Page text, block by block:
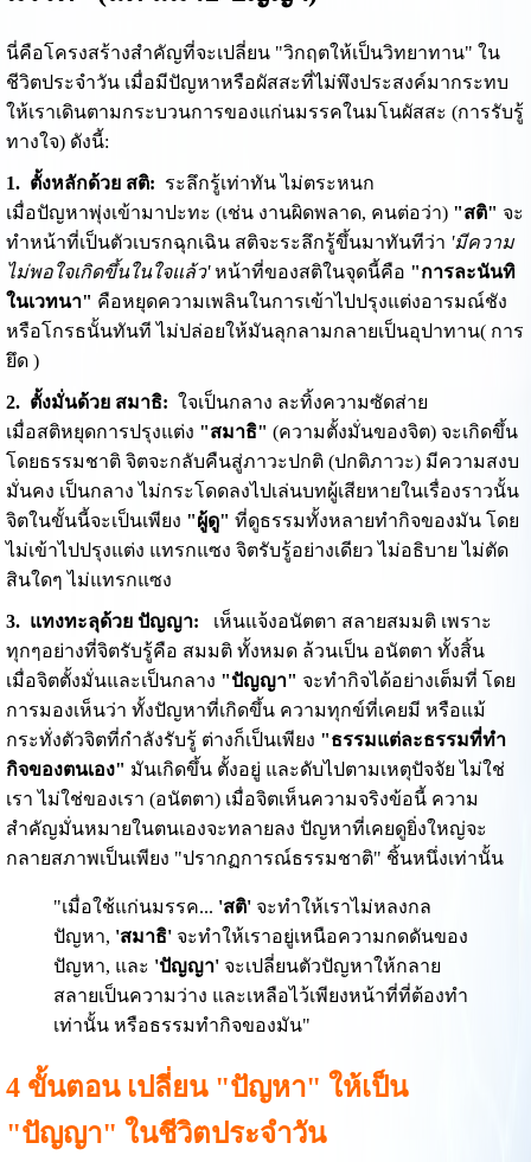
นี่คือโครงสร้างสำคัญที่จะเปลี่ยน "วิกฤตให้เป็นวิทยาทาน" ใน
ชีวิตประจำวัน เมื่อมีปัญหาหรือผัสสะที่ไม่พึงประสงค์มากระทบ
ให้เราเดินตามกระบวนการของแก่นมรรคในมโนผัสสะ (การรับรู้
ทางใจ) ดังนี้:
1. ตั้งหลักด้วย สติ: ระลึกรู้เท่าทัน ไม่ตระหนก
เมื่อปัญหาพุ่งเข้ามาปะทะ (เช่น งานผิดพลาด, คนต่อว่า) "สติ" จะ
ทำหน้าที่เป็นตัวเบรกฉุกเฉิน สติจะระลึกรู้ขึ้นมาทันทีว่า 'มีความ
ไม่พอใจเกิดขึ้นในใจแล้ว'หน้าที่ของสติในจุดนี้คือ "การละนันทิ
ในเวทนา" คือหยุดความเพลินในการเข้าไปปรุงแต่งอารมณ์ชัง
หรือโกรธนั้นทันที ไม่ปล่อยให้มันลุกลามกลายเป็นอุปาทาน( การ
ยึด )
2. ตั้งมั่นด้วย สมาธิ: ใจเป็นกลาง ละทิ้งความซัดส่าย
เมื่อสติหยุดการปรุงแต่ง "สมาธิ" (ความตั้งมั่นของจิต) จะเกิดขึ้น
โดยธรรมชาติ จิตจะกลับคืนสู่ภาวะปกติ (ปกติภาวะ) มีความสงบ
มั่นคง เป็นกลาง ไม่กระโดดลงไปเล่นบทผู้เสียหายในเรื่องราวนั้น
จิตในขั้นนี้จะเป็นเพียง "ผู้ดู" ที่ดูธรรมทั้งหลายทำกิจของมัน โดย
ไม่เข้าไปปรุงแต่ง แทรกแซง จิตรับรู้อย่างเดียว ไม่อธิบาย ไม่ตัด
สินใดๆ ไม่แทรกแซง
3. แทงทะลุด้วย ปัญญา: เห็นแจ้งอนัตตา สลายสมมติ เพราะ
ทุกๆอย่างที่จิตรับรู้คือ สมมติ ทั้งหมด ล้วนเป็น อนัตตา ทั้งสิ้น
เมื่อจิตตั้งมั่นและเป็นกลาง "ปัญญา" จะทำกิจได้อย่างเต็มที่ โดย
การมองเห็นว่า ทั้งปัญหาที่เกิดขึ้น ความทุกข์ที่เคยมี หรือแม้
กระทั่งตัวจิตที่กำลังรับรู้ ต่างก็เป็นเพียง "ธรรมแต่ละธรรมที่ทำ
กิจของตนเอง" มันเกิดขึ้น ตั้งอยู่ และดับไปตามเหตุปัจจัย ไม่ใช่
เรา ไม่ใช่ของเรา (อนัตตา) เมื่อจิตเห็นความจริงข้อนี้ ความ
สำคัญมั่นหมายในตนเองจะทลายลง ปัญหาที่เคยดูยิ่งใหญ่จะ
กลายสภาพเป็นเพียง "ปรากฏการณ์ธรรมชาติ" ชิ้นหนึ่งเท่านั้น
"เมื่อใช้แก่นมรรค... 'สติ'จะทำให้เราไม่หลงกล
ปัญหา, 'สมาธิ'จะทำให้เราอยู่เหนือความกดดันของ
ปัญหา, และ 'ปัญญา'จะเปลี่ยนตัวปัญหาให้กลาย
สลายเป็นความว่าง และเหลือไว้เพียงหน้าที่ที่ต้องทำ
เท่านั้น หรือธรรมทำกิจของมัน"
4 ขั้นตอน เปลี่ยน "ปัญหา" ให้เป็น
"ปัญญา" ในชีวิตประจำวัน